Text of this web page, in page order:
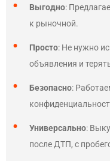
Выгодно:
к рыночной.
Просто: Не нужно
объявления и
Безопасно:
Универсально:
после ДТП, с